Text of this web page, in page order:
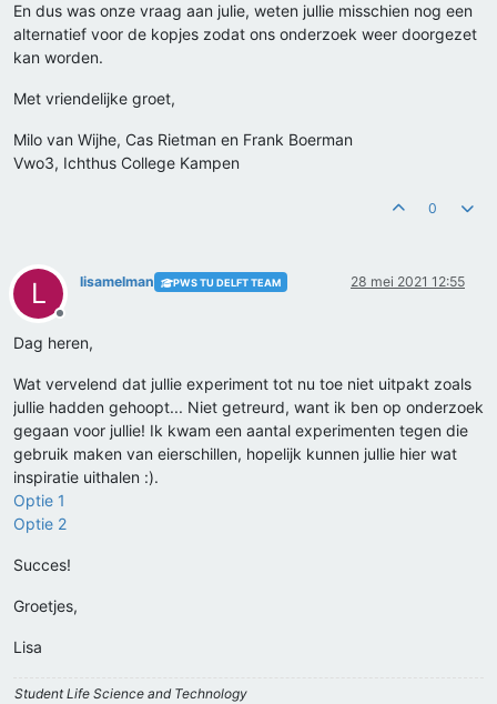
En dus was onze vraag aan julie, weten jullie misschien nog een
alternatief voor de kopjes zodat ons onderzoek weer doorgezet
kan worden.
Met vriendelijke groet,
Milo van Wijhe, Cas Rietman en Frank Boerman
Vwo3, Ichthus College Kampen
0
L
Offline
lisamelman PWS TU DELFT TEAM 28 mei 2021 12:55
Dag heren,
Wat vervelend dat jullie experiment tot nu toe niet uitpakt zoals
jullie hadden gehoopt... Niet getreurd, want ik ben op onderzoek
gegaan voor jullie! Ik kwam een aantal experimenten tegen die
gebruik maken van eierschillen, hopelijk kunnen jullie hier wat
inspiratie uithalen :).
Optie 1
Optie 2
Succes!
Groetjes,
Lisa
Student Life Science and Technology